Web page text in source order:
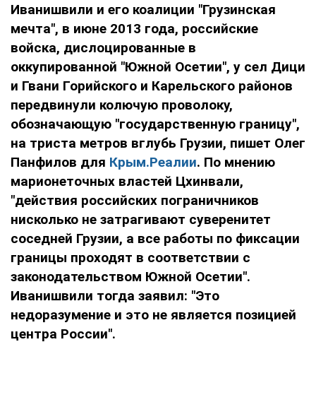
Иванишвили и его коалиции "Грузинская
мечта", в июне 2013 года, российские
войска, дислоцированные в
оккупированной "Южной Осетии", у сел Дици
и Гвани Горийского и Карельского районов
передвинули колючую проволоку,
обозначающую "государственную границу",
на триста метров вглубь Грузии, пишет Олег
Панфилов для Крым.Реалии. По мнению
марионеточных властей Цхинвали,
"действия российских пограничников
нисколько не затрагивают суверенитет
соседней Грузии, а все работы по фиксации
границы проходят в соответствии с
законодательством Южной Осетии".
Иванишвили тогда заявил: "Это
недоразумение и это не является позицией
центра России".